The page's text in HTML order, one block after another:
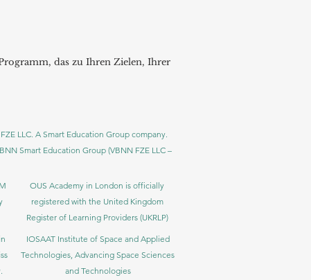
das zu Ihren Zielen, Ihrer
LLC. A Smart Education Group company.
Smart Education Group (VBNN FZE LLC –
OUS Academy in London is officially
registered with the United Kingdom
Register of Learning Providers (UKRLP)
IOSAAT Institute of Space and Applied
Technologies, Advancing Space Sciences
and Technologies